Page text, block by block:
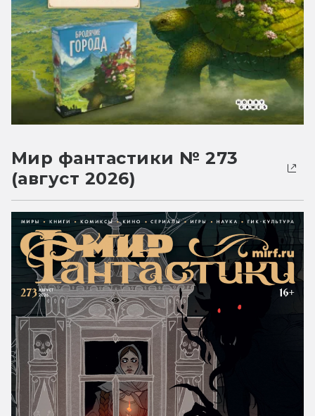
Мир фантастики № 273
(август 2026)